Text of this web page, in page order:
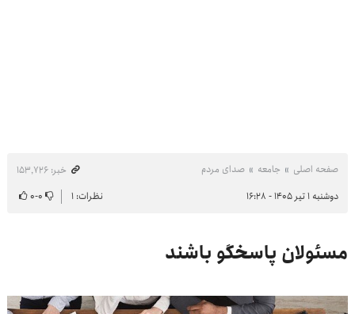
صفحه اصلی جامعه صدای مردم
خبر: ۱۵۳٬۷۲۶
دوشنبه ۱ تیر ۱۴۰۵ - ۱۶:۲۸
نظرات: ۱ ۰-۰
مسئولان پاسخگو باشند